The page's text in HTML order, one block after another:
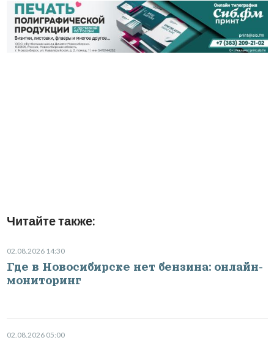
Читайте также:
02.08.2026 14:30
Где в Новосибирске нет бензина: онлайн-
мониторинг
02.08.2026 05:00